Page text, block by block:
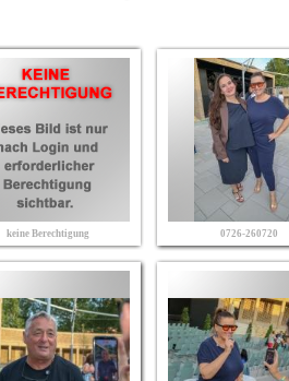
keine Berechtigung 0726-260720